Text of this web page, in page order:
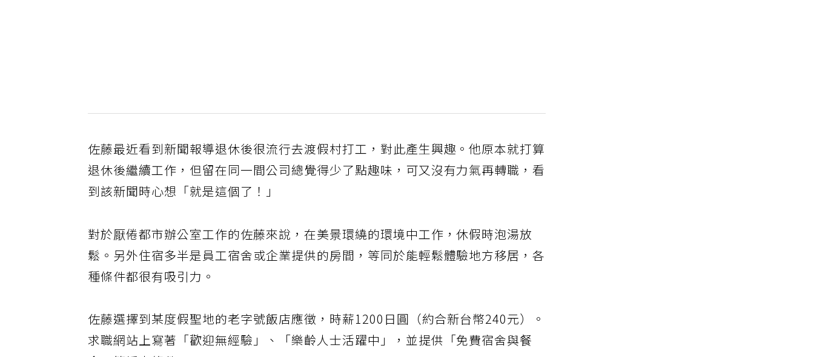
佐藤最近看到新聞報導退休後很流行去渡假村打工，對此產生興趣。他原本就打算
退休後繼續工作，但留在同一間公司總覺得少了點趣味，可又沒有力氣再轉職，看
到該新聞時心想「就是這個了！」
對於厭倦都市辦公室工作的佐藤來說，在美景環繞的環境中工作，休假時泡湯放
鬆。另外住宿多半是員工宿舍或企業提供的房間，等同於能輕鬆體驗地方移居，各
種條件都很有吸引力。
佐藤選擇到某度假聖地的老字號飯店應徵，時薪1200日圓（約合新台幣240元）。
求職網站上寫著「歡迎無經驗」、「樂齡人士活躍中」，並提供「免費宿舍與餐